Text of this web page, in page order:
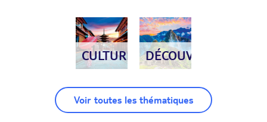
CULTURE DÉCOUVERTE
Voir toutes les thématiques